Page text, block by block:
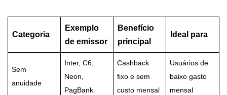
Categoria
Exemplo
de emissor
Benefício
principal
Ideal para
Sem
anuidade
Inter, C6,
Neon,
PagBank
Cashback
fixo e sem
custo mensal
Usuários de
baixo gasto
mensal